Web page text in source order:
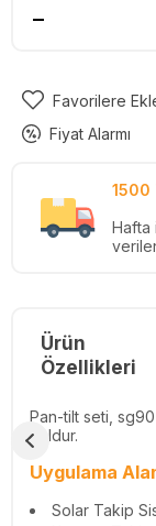
Favorilere
Fiyat Alarmı
1500
Hafta
Ürün
Özellikleri
Pan-tilt seti,
koldur.
Uygulama
Solar Takip